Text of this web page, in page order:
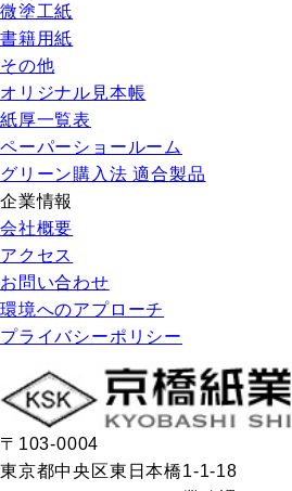
微塗工紙
書籍用紙
その他
オリジナル見本帳
紙厚一覧表
ペーパーショールーム
グリーン購入法 適合製品
企業情報
会社概要
アクセス
お問い合わせ
環境へのアプローチ
プライバシーポリシー
〒103-0004
東京都中央区東日本橋1-1-18